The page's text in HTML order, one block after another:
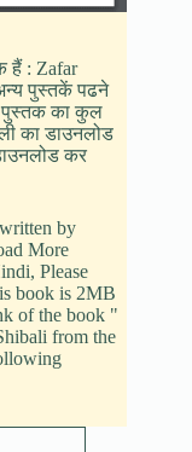
हैं : Zafar
पुस्तकें पढने
पुस्तक का कुल
का डाउनलोड
कर
by
More
Please
book is 2MB
of the book "
from the